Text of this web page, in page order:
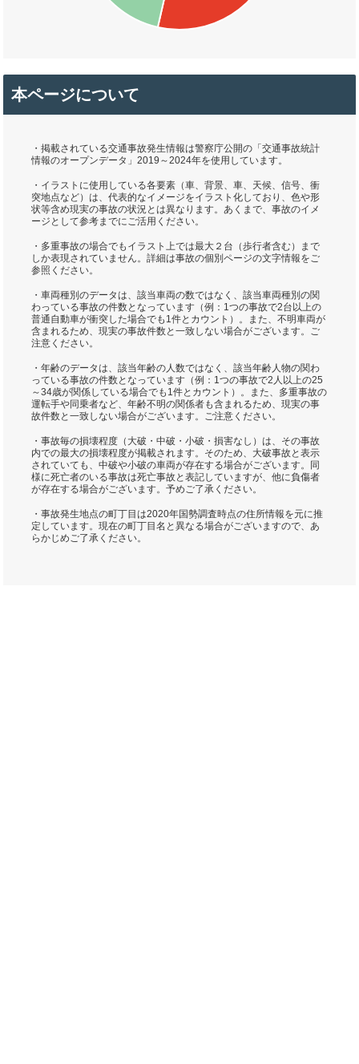
本ページについて
・掲載されている交通事故発生情報は警察庁公開の「交通事故統計
情報のオープンデータ」2019～2024年を使用しています。
・イラストに使用している各要素（車、背景、車、天候、信号、衝
突地点など）は、代表的なイメージをイラスト化しており、色や形
状等含め現実の事故の状況とは異なります。あくまで、事故のイメ
ージとして参考までにご活用ください。
・多重事故の場合でもイラスト上では最大２台（歩行者含む）まで
しか表現されていません。詳細は事故の個別ページの文字情報をご
参照ください。
・車両種別のデータは、該当車両の数ではなく、該当車両種別の関
わっている事故の件数となっています（例：1つの事故で2台以上の
普通自動車が衝突した場合でも1件とカウント）。また、不明車両が
含まれるため、現実の事故件数と一致しない場合がございます。ご
注意ください。
・年齢のデータは、該当年齢の人数ではなく、該当年齢人物の関わ
っている事故の件数となっています（例：1つの事故で2人以上の25
～34歳が関係している場合でも1件とカウント）。また、多重事故の
運転手や同乗者など、年齢不明の関係者も含まれるため、現実の事
故件数と一致しない場合がございます。ご注意ください。
・事故毎の損壊程度（大破・中破・小破・損害なし）は、その事故
内での最大の損壊程度が掲載されます。そのため、大破事故と表示
されていても、中破や小破の車両が存在する場合がございます。同
様に死亡者のいる事故は死亡事故と表記していますが、他に負傷者
が存在する場合がございます。予めご了承ください。
・事故発生地点の町丁目は2020年国勢調査時点の住所情報を元に推
定しています。現在の町丁目名と異なる場合がございますので、あ
らかじめご了承ください。